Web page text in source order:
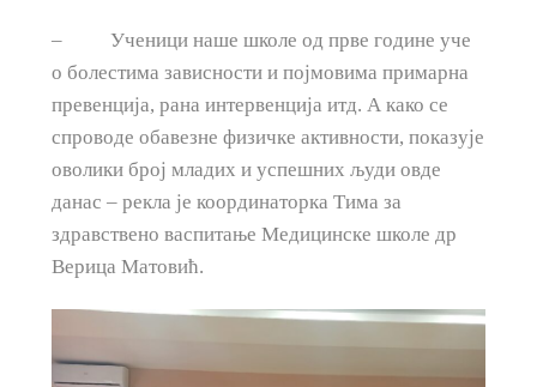
– Ученици наше школе од прве године уче
о болестима зависности и појмовима примарна
превенција, рана интервенција итд. А како се
спроводе обавезне физичке активности, показује
оволики број младих и успешних људи овде
данас – рекла је координаторка Тима за
здравствено васпитање Медицинске школе др
Верица Матовић.